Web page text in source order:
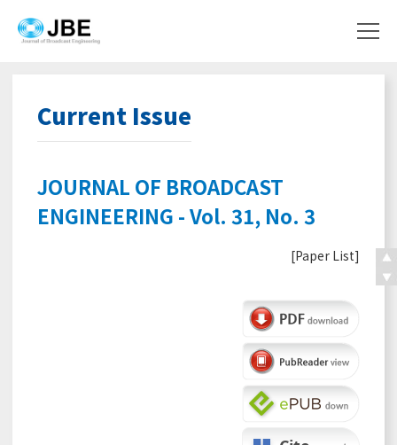
Current Issue
JOURNAL OF BROADCAST
ENGINEERING - Vol. 31, No. 3
[Paper List]